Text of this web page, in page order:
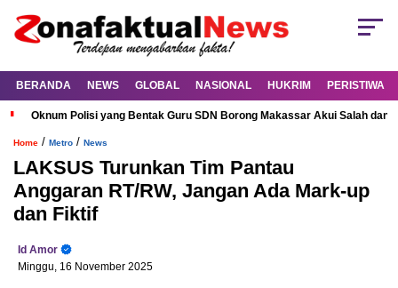
BERANDA NEWS GLOBAL NASIONAL HUKRIM PERISTIWA
Oknum Polisi yang Bentak Guru SDN Borong Makassar Akui Salah dan
Home / Metro / News
LAKSUS Turunkan Tim Pantau
Anggaran RT/RW, Jangan Ada Mark-up
dan Fiktif
Id Amor
Minggu, 16 November 2025